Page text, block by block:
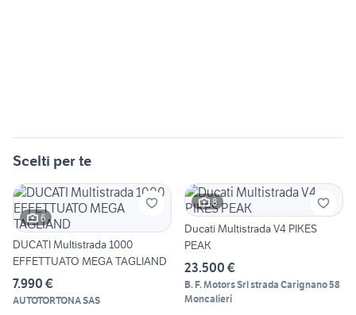
Scelti per te
6
DUCATI Multistrada 1000
EFFETTUATO MEGA TAGLIAND
7.990 €
AUTOTORTONA SAS
8
Ducati Multistrada V4 PIKES
PEAK
23.500 €
B. F. Motors Srl strada Carignano 58
Moncalieri